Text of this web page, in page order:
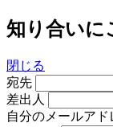
知り合いに
閉じる
宛先
差出人
自分のメールアド